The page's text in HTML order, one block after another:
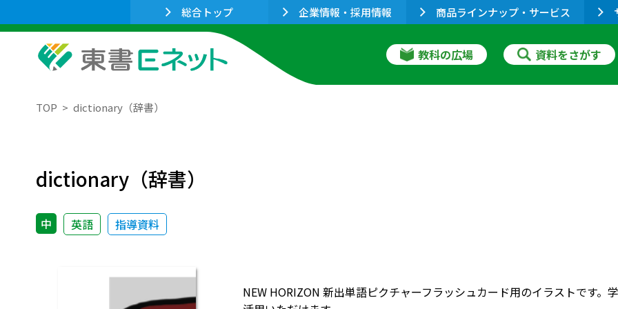
総合トップ 企業情報・採用情報 商品ラインナップ・サービス
教科の広場 資料をさがす
TOP dictionary（辞書）
dictionary（辞書）
中 英語 指導資料
NEW HORIZON 新出単語ピクチャーフラッシュカード用のイラストです